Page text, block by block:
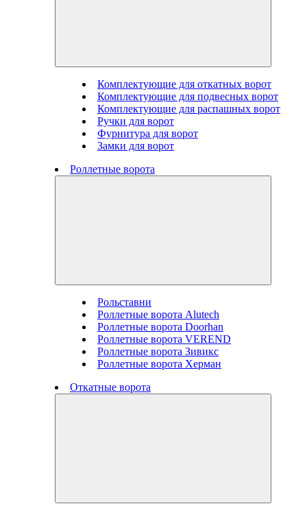
Комплектующие для откатных ворот
Комплектующие для подвесных ворот
Комплектующие для распашных ворот
Ручки для ворот
Фурнитура для ворот
Замки для ворот
Роллетные ворота
Рольставни
Роллетные ворота Alutech
Роллетные ворота Doorhan
Роллетные ворота VEREND
Роллетные ворота Зивикс
Роллетные ворота Херман
Откатные ворота